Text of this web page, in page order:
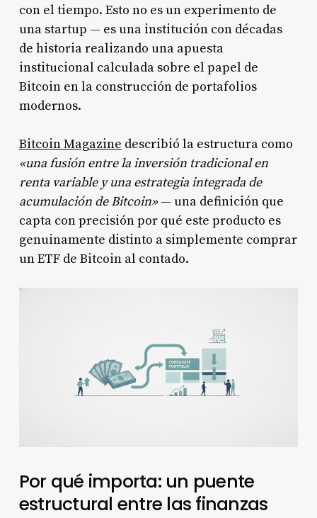
con el tiempo. Esto no es un experimento de
una startup — es una institución con décadas
de historia realizando una apuesta
institucional calculada sobre el papel de
Bitcoin en la construcción de portafolios
modernos.
Bitcoin Magazine describió la estructura como
«una fusión entre la inversión tradicional en
renta variable y una estrategia integrada de
acumulación de Bitcoin»— una definición que
capta con precisión por qué este producto es
genuinamente distinto a simplemente comprar
un ETF de Bitcoin al contado.
Por qué importa: un puente
estructural entre las finanzas